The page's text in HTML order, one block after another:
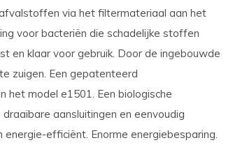
via het filtermateriaal aan het
voor bacteriën die schadelijke stoffen
en klaar voor gebruik. Door de ingebouwde
zuigen. Een gepatenteerd
model e1501. Een biologische
aansluitingen en eenvoudig
efficiënt. Enorme energiebesparing.